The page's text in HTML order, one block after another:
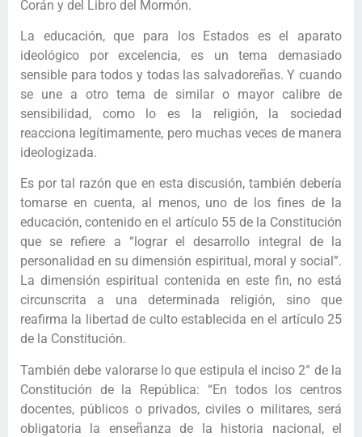
Corán y del Libro del Mormón.
La educación, que para los Estados es el aparato
ideológico por excelencia, es un tema demasiado
sensible para todos y todas las salvadoreñas. Y cuando
se une a otro tema de similar o mayor calibre de
sensibilidad, como lo es la religión, la sociedad
reacciona legítimamente, pero muchas veces de manera
ideologizada.
Es por tal razón que en esta discusión, también debería
tomarse en cuenta, al menos, uno de los fines de la
educación, contenido en el artículo 55 de la Constitución
que se refiere a “lograr el desarrollo integral de la
personalidad en su dimensión espiritual, moral y social”.
La dimensión espiritual contenida en este fin, no está
circunscrita a una determinada religión, sino que
reafirma la libertad de culto establecida en el artículo 25
de la Constitución.
También debe valorarse lo que estipula el inciso 2° de la
Constitución de la República: “En todos los centros
docentes, públicos o privados, civiles o militares, será
obligatoria la enseñanza de la historia nacional, el